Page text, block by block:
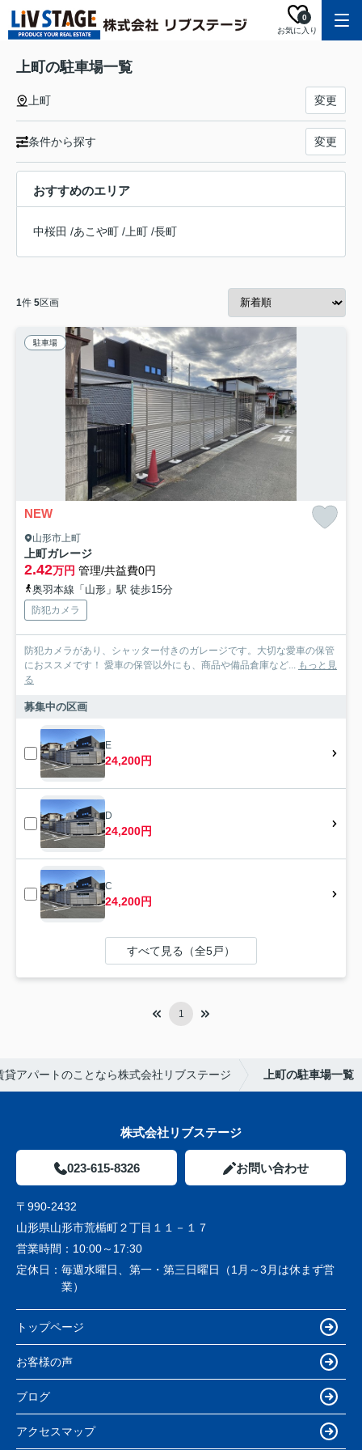
お気に入り
0
上町の駐車場一覧
上町 変更
条件から探す 変更
おすすめのエリア
中桜田 /あこや町 / 上町 /長町
1件 5区画
駐車場
NEW
山形市上町
上町ガレージ
2.42万円 管理/共益費0円
奥羽本線「山形」駅 徒歩15分
防犯カメラ
防犯カメラがあり、シャッター付きのガレージです。大切な愛車の保管
におススメです！ 愛車の保管以外にも、商品や備品倉庫など... もっと見
る
募集中の区画
E
24,200円
D
24,200円
C
24,200円
すべて見る（全5戸）
1
貸アパートのことなら株式会社リブステージ 上町の駐車場一覧
株式会社リブステージ
023-615-8326 お問い合わせ
〒990-2432
山形県山形市荒楯町２丁目１１－１７
営業時間： 10:00～17:30
定休日： 毎週水曜日、第一・第三日曜日（1月～3月は休まず営
業）
トップページ
お客様の声
ブログ
アクセスマップ